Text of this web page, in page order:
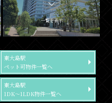
一覧を表示
東大島駅
ペット可物件一覧へ
東大島駅
1DK～1LDK物件一覧へ